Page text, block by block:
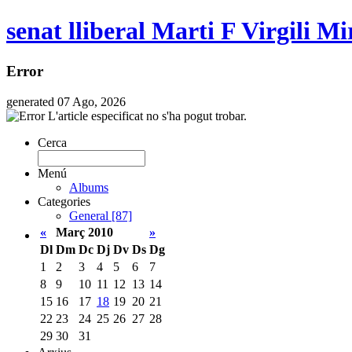
senat lliberal Marti F Virgili
Error
generated 07 Ago, 2026
L'article especificat no s'ha pogut trobar.
Cerca
Menú
Albums
Categories
General [87]
«
Març 2010
»
Dl Dm Dc Dj Dv Ds Dg
1
2 3 4 5 6
7
8
9 10 11 12 13 14
15 16 17 18 19 20 21
22 23 24 25 26 27 28
29 30
31